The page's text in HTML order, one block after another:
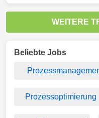
WEITERE
Beliebte Jobs
Prozessoptimierung